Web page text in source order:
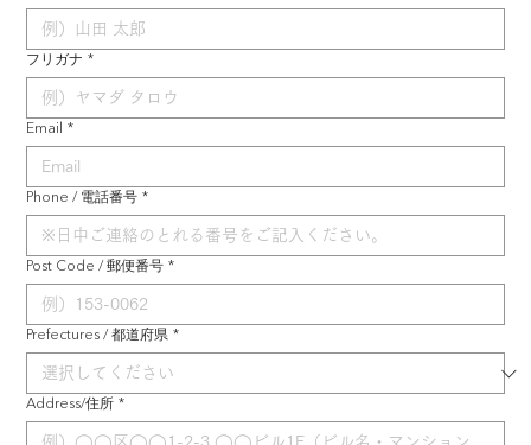
フリガナ *
Email *
Phone / 電話番号 *
Post Code / 郵便番号 *
Prefectures / 都道府県 *
Address/住所 *